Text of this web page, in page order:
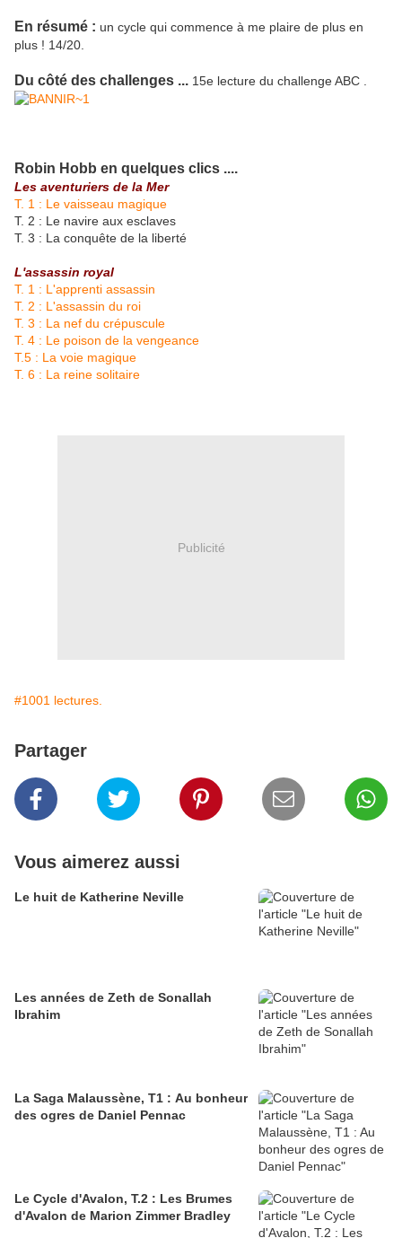
En résumé : un cycle qui commence à me plaire de plus en
plus ! 14/20.
Du côté des challenges ... 15e lecture du challenge ABC .
Robin Hobb en quelques clics ....
Les aventuriers de la Mer
T. 1 : Le vaisseau magique
T. 2 : Le navire aux esclaves
T. 3 : La conquête de la liberté
L'assassin royal
T. 1 : L'apprenti assassin
T. 2 : L'assassin du roi
T. 3 : La nef du crépuscule
T. 4 : Le poison de la vengeance
T.5 : La voie magique
T. 6 : La reine solitaire
Publicité
#1001 lectures.
Partager
Vous aimerez aussi
Le huit de Katherine Neville
Les années de Zeth de Sonallah
Ibrahim
La Saga Malaussène, T1 : Au bonheur
des ogres de Daniel Pennac
Le Cycle d'Avalon, T.2 : Les Brumes
d'Avalon de Marion Zimmer Bradley